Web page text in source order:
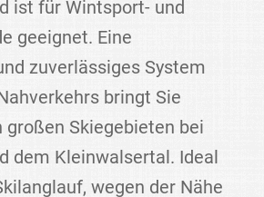
ist für Wintsport- und
geeignet. Eine
zuverlässiges System
bringt Sie
großen Skiegebieten bei
dem Kleinwalsertal. Ideal
wegen der Nähe